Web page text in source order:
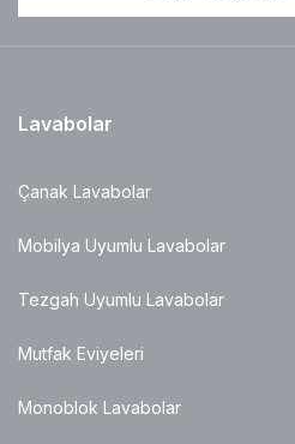
Lavabolar
Çanak Lavabolar
Mobilya Uyumlu Lavabolar
Tezgah Uyumlu Lavabolar
Mutfak Eviyeleri
Monoblok Lavabolar